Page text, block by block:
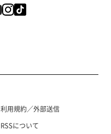
利用規約／外部送信
RSSについて